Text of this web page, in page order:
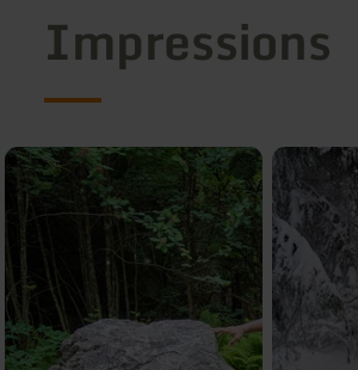
Impressions